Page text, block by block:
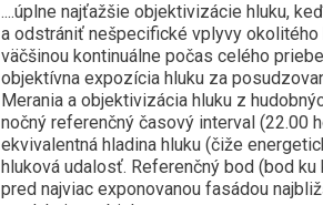
....úplne najťažšie objektivizácie hluku,
a odstrániť nešpecifické vplyvy okolitého
väčšinou kontinuálne počas celého
objektívna expozícia hluku za
Merania a objektivizácia hluku z
nočný referenčný časový interval (22.00
ekvivalentná hladina hluku (čiže
hluková udalosť. Referenčný bod (bod
pred najviac exponovanou fasádou